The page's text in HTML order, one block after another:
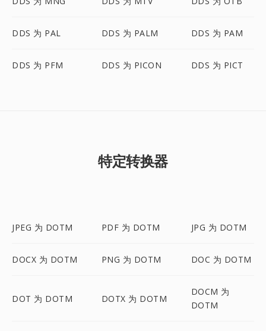
DDS 为 PAL DDS 为 PALM DDS 为 PAM
DDS 为 PFM DDS 为 PICON DDS 为 PICT
特定转换器
JPEG 为 DOTM PDF 为 DOTM JPG 为 DOTM
DOCX 为 DOTM PNG 为 DOTM DOC 为 DOTM
DOT 为 DOTM DOTX 为 DOTM
DOCM 为
DOTM